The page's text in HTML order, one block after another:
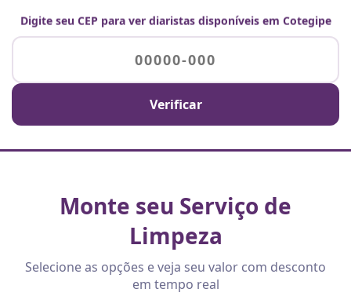
Digite seu CEP para ver diaristas disponíveis em Cotegipe
Verificar
Monte seu Serviço de
Limpeza
Selecione as opções e veja seu valor com desconto
em tempo real